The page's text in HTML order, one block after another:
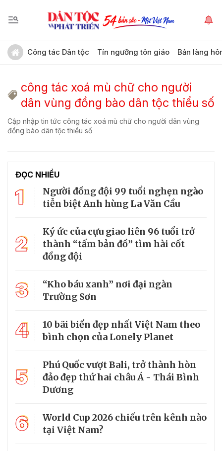
Công tác Dân tộc Tín ngưỡng tôn giáo Bản làng
công tác xoá mù chữ cho người
dân vùng đồng bào dân tộc thiểu số
Cập nhập tin tức công tác xoá mù chữ cho người dân vùng
đồng bào dân tộc thiểu số
ĐỌC NHIỀU
1
Người đồng đội 99 tuổi nghẹn ngào
tiễn biệt Anh hùng La Văn Cầu
2
Ký ức của cựu giao liên 96 tuổi trở
thành “tấm bản đồ” tìm hài cốt
đồng đội
3
“Kho báu xanh” nơi đại ngàn
Trường Sơn
4
10 bãi biển đẹp nhất Việt Nam theo
bình chọn của Lonely Planet
5
Phú Quốc vượt Bali, trở thành hòn
đảo đẹp thứ hai châu Á - Thái Bình
Dương
6
World Cup 2026 chiếu trên kênh nào
tại Việt Nam?